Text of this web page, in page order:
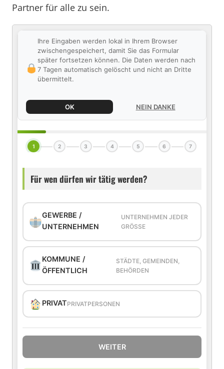
Partner für alle zu sein.
Ihre Eingaben werden lokal in Ihrem Browser
zwischengespeichert, damit Sie das Formular
später fortsetzen können. Die Daten werden nach
7 Tagen automatisch gelöscht und nicht an Dritte
übermittelt.
OK NEIN DANKE
1 2 3 4 5 6 7
Für wen dürfen wir tätig werden?
GEWERBE /
UNTERNEHMEN
UNTERNEHMEN JEDER
GRÖSSE
KOMMUNE /
ÖFFENTLICH
STÄDTE, GEMEINDEN,
BEHÖRDEN
PRIVATPRIVATPERSONEN
WEITER